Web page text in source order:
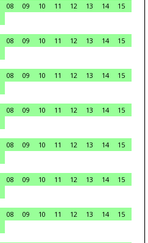
08 09 10 11 12 13 14
15
08 09 10 11 12 13 14
15
08 09 10 11 12 13 14
15
08 09 10 11 12 13 14
15
08 09 10 11 12 13 14
15
08 09 10 11 12 13 14
15
08 09 10 11 12 13 14
15